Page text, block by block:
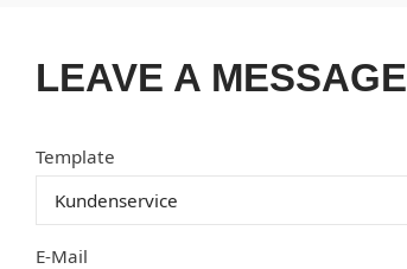
LEAVE A MESSAGE
Template
E-Mail